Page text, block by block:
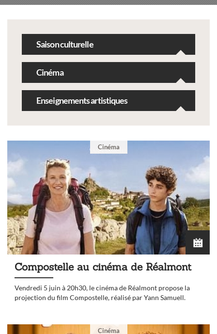
Saison culturelle
Cinéma
Enseignements artistiques
Cinéma
Compostelle au cinéma de Réalmont
Vendredi 5 juin à 20h30, le cinéma de Réalmont propose la
projection du film Compostelle, réalisé par Yann Samuell.
Cinéma